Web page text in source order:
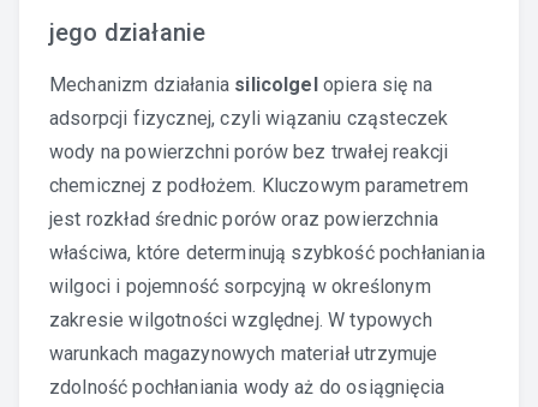
jego działanie
Mechanizm działania silicolgelopiera się na
adsorpcji fizycznej, czyli wiązaniu cząsteczek
wody na powierzchni porów bez trwałej reakcji
chemicznej z podłożem. Kluczowym parametrem
jest rozkład średnic porów oraz powierzchnia
właściwa, które determinują szybkość pochłaniania
wilgoci i pojemność sorpcyjną w określonym
zakresie wilgotności względnej. W typowych
warunkach magazynowych materiał utrzymuje
zdolność pochłaniania wody aż do osiągnięcia